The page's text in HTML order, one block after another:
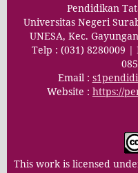
Pendidikan
Universitas Negeri
UNESA, Kec.
Telp : (031) 8280009 |
Email :
Website : https://
This work is licensed